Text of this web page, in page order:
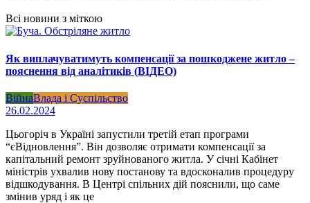
Всі новини з міткою
Як виплачуватимуть компенсації за пошкоджене житло –
пояснення від аналітиків (ВІДЕО)
ВійнаВлада і Суспільство
26.02.2024
Цьогоріч в Україні запустили третій етап програми
“єВідновлення”. Він дозволяє отримати компенсації за
капітальний ремонт зруйнованого житла. У січні Кабінет
міністрів ухвалив нову постанову та вдосконалив процедуру
відшкодування. В Центрі спільних дій пояснили, що саме
змінив уряд і як це